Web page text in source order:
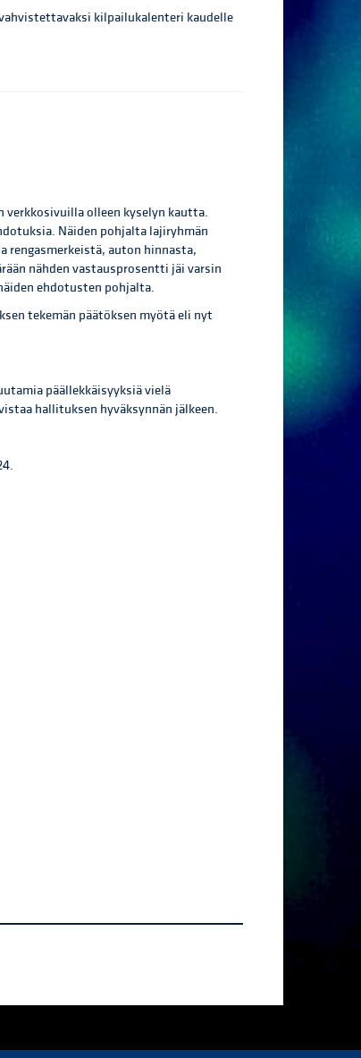
kilpailukalenteri kaudelle
olleen kyselyn kautta.
Näiden pohjalta lajiryhmän
rengasmerkeistä, auton hinnasta,
nähden vastausprosentti jäi varsin
ehdotusten pohjalta.
tekemän päätöksen myötä eli nyt
päällekkäisyyksiä vielä
hallituksen hyväksynnän jälkeen.